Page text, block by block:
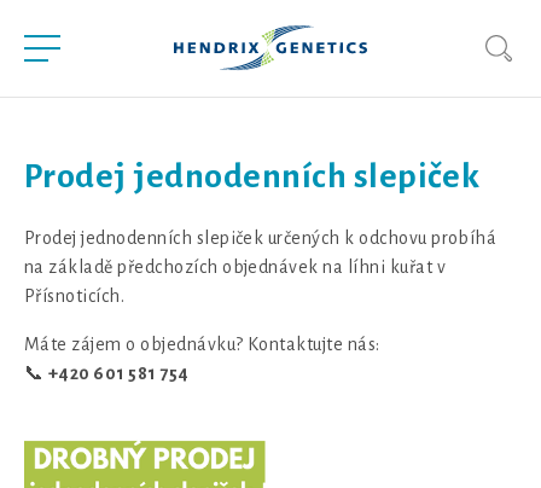
Prodej jednodenních slepiček
Prodej jednodenních slepiček určených k odchovu probíhá
na základě předchozích objednávek na líhni kuřat v
Přísnoticích.
Máte zájem o objednávku? Kontaktujte nás:
📞 +420 601 581 754